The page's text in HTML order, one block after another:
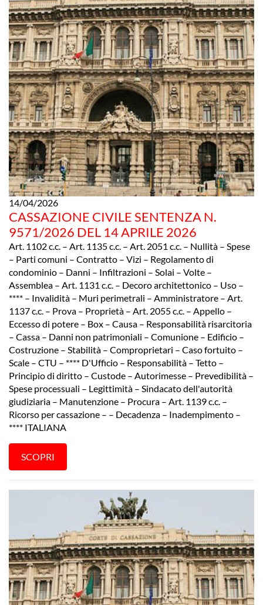
14/04/2026
CASSAZIONE CIVILE SENTENZA N.
9571/2026 DEL 14 APRILE 2026
Art. 1102 c.c. – Art. 1135 c.c. – Art. 2051 c.c. – Nullità – Spese
– Parti comuni – Contratto – Vizi – Regolamento di
condominio – Danni – Infiltrazioni – Solai – Volte –
Assemblea – Art. 1131 c.c. – Decoro architettonico – Uso –
**** – Invalidità – Muri perimetrali – Amministratore – Art.
1137 c.c. – Prova – Proprietà – Art. 2055 c.c. – Appello –
Eccesso di potere – Box – Causa – Responsabilità risarcitoria
– Cassa – Danni non patrimoniali – Comunione – Edificio –
Costruzione – Stabilità – Comproprietari – Caso fortuito –
Scale – CTU – **** D'Ufficio – Responsabilità – Tetto –
Principio di diritto – Custode – Autorimesse – Prevedibilità –
Spese processuali – Legittimità – Sindacato dell'autorità
giudiziaria – Manutenzione – Procura – Art. 1139 c.c. –
Ricorso per cassazione – – Decadenza – Inadempimento –
**** ITALIANA
SCOPRI